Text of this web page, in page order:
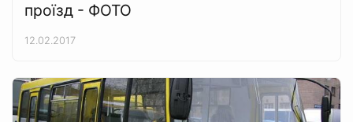
проїзд - ФОТО
12.02.2017